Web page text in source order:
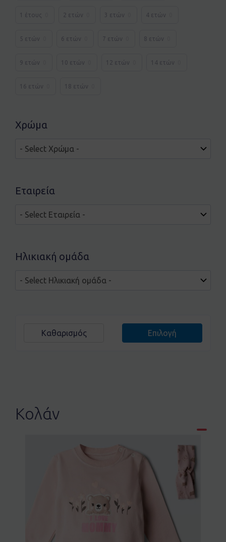
1 έτους 2 ετών 3 ετών 4 ετών
5 ετών 6 ετών 7 ετών 8 ετών
9 ετών 10 ετών 12 ετών 14 ετών
16 ετών 18 ετών
Χρώμα
Εταιρεία
Ηλικιακή ομάδα
Επιλογή
Καθαρισμός
Κολάν